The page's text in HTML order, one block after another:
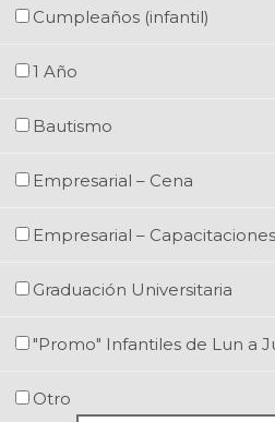
Cumpleaños (infantil)
1 Año
Bautismo
Empresarial – Cena
Empresarial –
Graduación Universitaria
"Promo" Infantiles de Lun a
Otro